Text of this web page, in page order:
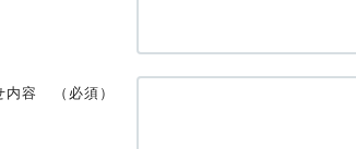
内容 （必須）